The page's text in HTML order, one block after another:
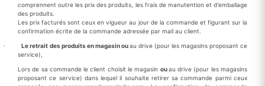
comprennent outre les prix des produits, les frais de manutention et d'emballage
des produits.
Les prix facturés sont ceux en vigueur au jour de la commande et figurant sur la
confirmation écrite de la commande adressée par mail au client.
·Le retrait des produits en magasinouau drive (pour les magasins proposant ce
service),
Lors de sa commande le client choisit le magasin ouau drive (pour les magasins
proposant ce service) dans lequel il souhaite retirer sa commande parmi ceux